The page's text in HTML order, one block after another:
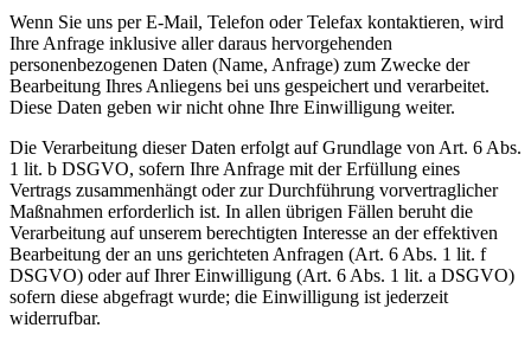
Wenn Sie uns per E-Mail, Telefon oder Telefax kontaktieren, wird
Ihre Anfrage inklusive aller daraus hervorgehenden
personenbezogenen Daten (Name, Anfrage) zum Zwecke der
Bearbeitung Ihres Anliegens bei uns gespeichert und verarbeitet.
Diese Daten geben wir nicht ohne Ihre Einwilligung weiter.
Die Verarbeitung dieser Daten erfolgt auf Grundlage von Art. 6 Abs.
1 lit. b DSGVO, sofern Ihre Anfrage mit der Erfüllung eines
Vertrags zusammenhängt oder zur Durchführung vorvertraglicher
Maßnahmen erforderlich ist. In allen übrigen Fällen beruht die
Verarbeitung auf unserem berechtigten Interesse an der effektiven
Bearbeitung der an uns gerichteten Anfragen (Art. 6 Abs. 1 lit. f
DSGVO) oder auf Ihrer Einwilligung (Art. 6 Abs. 1 lit. a DSGVO)
sofern diese abgefragt wurde; die Einwilligung ist jederzeit
widerrufbar.